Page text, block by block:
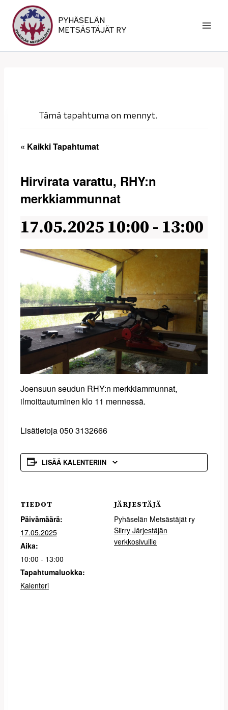
sisältöön
PYHÄSELÄN
METSÄSTÄJÄT RY
Tämä tapahtuma on mennyt.
« Kaikki Tapahtumat
Hirvirata varattu, RHY:n
merkkiammunnat
17.05.2025 10:00 - 13:00
Joensuun seudun RHY:n merkkiammunnat,
ilmoittautuminen klo 11 mennessä.
Lisätietoja 050 3132666
LISÄÄ KALENTERIIN
TIEDOT
Päivämäärä:
17.05.2025
Aika:
10:00 - 13:00
Tapahtumaluokka:
Kalenteri
JÄRJESTÄJÄ
Pyhäselän Metsästäjät ry
Siirry Järjestäjän
verkkosivuille